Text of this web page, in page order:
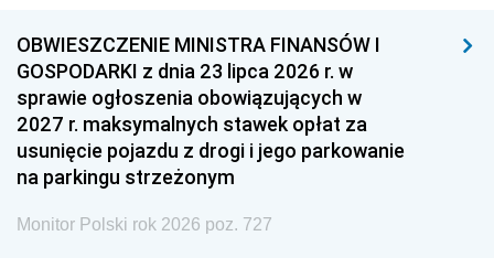
OBWIESZCZENIE MINISTRA FINANSÓW I
GOSPODARKI z dnia 23 lipca 2026 r. w
sprawie ogłoszenia obowiązujących w
2027 r. maksymalnych stawek opłat za
usunięcie pojazdu z drogi i jego parkowanie
na parkingu strzeżonym
Monitor Polski rok 2026 poz. 727